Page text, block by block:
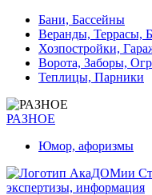
Бани, Бассейны
Веранды, Террасы,
Хозпостройки,
Ворота, Заборы,
Теплицы, Парники
РАЗНОЕ
Юмор, афоризмы
экспертизы, информация